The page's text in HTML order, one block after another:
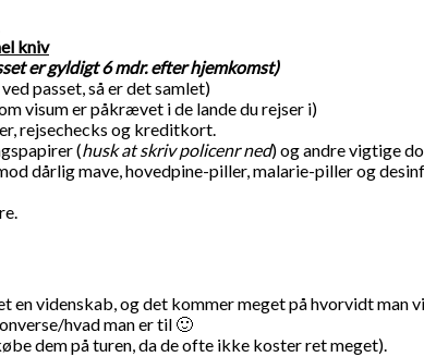
kniv
er gyldigt 6 mdr. efter hjemkomst)
passet, så er det samlet)
visum er påkrævet i de lande du rejser i)
rejsechecks og kreditkort.
(husk at skriv policenr ned) og andre vigtige
dårlig mave, hovedpine-piller, malarie-piller og
en videnskab, og det kommer meget på hvorvidt man
hvad man er til 🙂
dem på turen, da de ofte ikke koster ret meget).